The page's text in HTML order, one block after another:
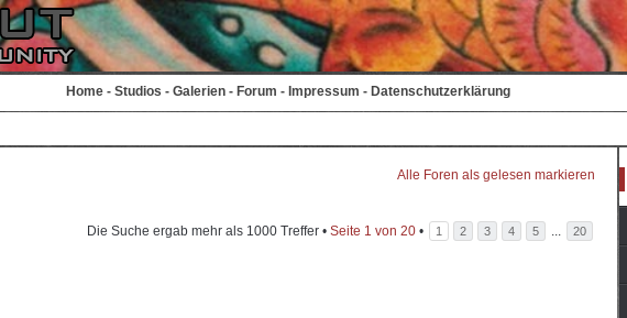
Home - Studios - Galerien - Forum - Impressum - Datenschutzerklärung
Alle Foren als gelesen markieren
Die Suche ergab mehr als 1000 Treffer • Seite 1 von 20 • 1 2 3 4 5 ... 20